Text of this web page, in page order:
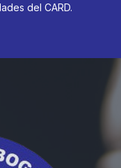
del CARD.